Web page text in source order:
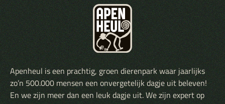
Apenheul is een prachtig, groen dierenpark waar jaarlijks
zo’n 500.000 mensen een onvergetelijk dagje uit beleven!
En we zijn meer dan een leuk dagje uit. We zijn expert op